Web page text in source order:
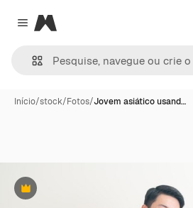
Close menu
Magnific
Início/stock/Fotos/Jovem asiático usand…
Premium